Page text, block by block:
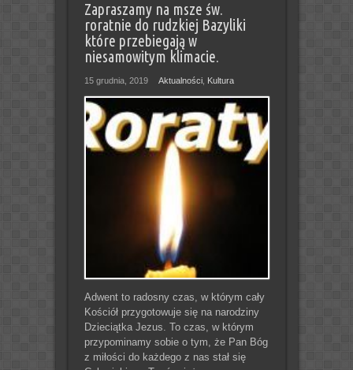
Zapraszamy na msze św.
roratnie do rudzkiej Bazyliki
które przebiegają w
niesamowitym klimacie.
15 grudnia, 2019 Aktualności, Kultura
Adwent to radosny czas, w którym cały
Kościół przygotowuje się na narodziny
Dzieciątka Jezus. To czas, w którym
przypominamy sobie o tym, że Pan Bóg
z miłości do każdego z nas stał się